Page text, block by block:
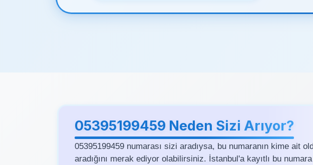
05395199459 Neden Sizi Arıyor?
05395199459 numarası sizi aradıysa, bu numaranın kime ait
aradığını merak ediyor olabilirsiniz. İstanbul'a kayıtlı bu